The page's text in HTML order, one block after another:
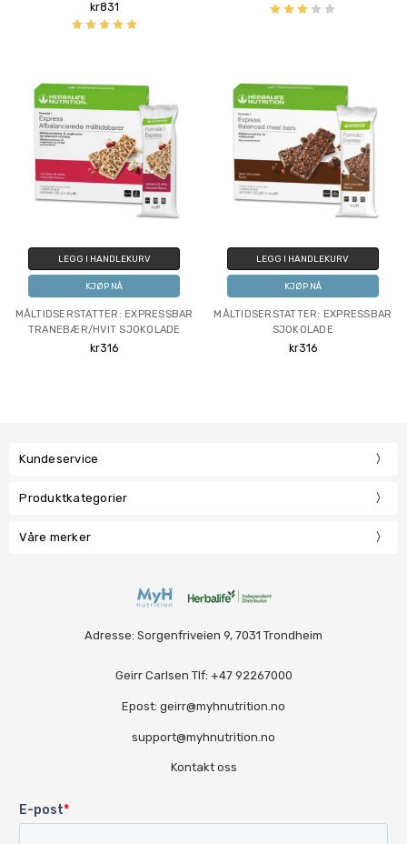
kr831
LEGG I HANDLEKURV
KJØP NÅ
MÅLTIDSERSTATTER: EXPRESSBAR
TRANEBÆR/HVIT SJOKOLADE
kr316
LEGG I HANDLEKURV
KJØP NÅ
MÅLTIDSERSTATTER: EXPRESSBAR
SJOKOLADE
kr316
Kundeservice
Produktkategorier
Våre merker
Adresse: Sorgenfriveien 9, 7031 Trondheim
Geirr Carlsen Tlf: +47 92267000
Epost: geirr@myhnutrition.no
support@myhnutrition.no
Kontakt oss